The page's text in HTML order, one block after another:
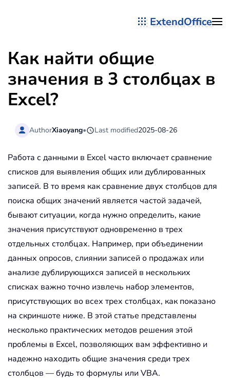
ExtendOffice
Как найти общие
значения в 3 столбцах в
Excel?
AuthorXiaoyang• Last modified2025-08-26
Работа с данными в Excel часто включает сравнение
списков для выявления общих или дублированных
записей. В то время как сравнение двух столбцов для
поиска общих значений является частой задачей,
бывают ситуации, когда нужно определить, какие
значения присутствуют одновременно в трех
отдельных столбцах. Например, при объединении
данных опросов, слиянии записей о продажах или
анализе дублирующихся записей в нескольких
списках важно точно извлечь набор элементов,
присутствующих во всех трех столбцах, как показано
на скриншоте ниже. В этой статье представлены
несколько практических методов решения этой
проблемы в Excel, позволяющих вам эффективно и
надежно находить общие значения среди трех
столбцов — будь то формулы или VBA.